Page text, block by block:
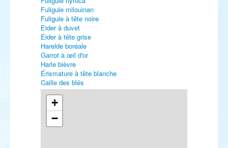
Fuligule milouinan
Fuligule à tête noire
Eider à duvet
Eider à tête grise
Harelde boréale
Garrot à œil d'or
Harle bièvre
Érismature à tête blanche
Caille des blés
Plongeon catmarin
Plongeon arctique
Plongeon imbrin
Grèbe jougris
Grèbe esclavon
+
−